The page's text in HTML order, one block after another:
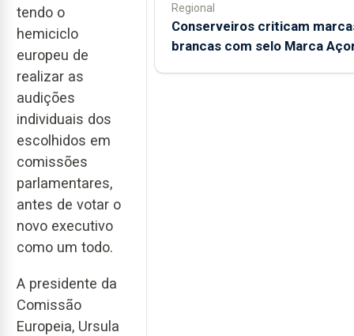
tendo o
hemiciclo
europeu de
realizar as
audições
individuais dos
escolhidos em
comissões
parlamentares,
antes de votar o
novo executivo
como um todo.
A presidente da
Comissão
Europeia, Ursula
Regional
Conserveiros criticam
brancas com selo Marca